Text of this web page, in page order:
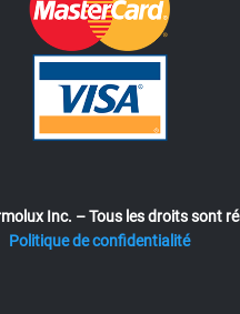
Inc. – Tous les droits sont
Politique de confidentialité